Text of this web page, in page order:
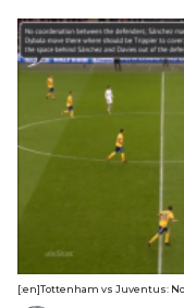
[:en]Tottenham vs Juventus: